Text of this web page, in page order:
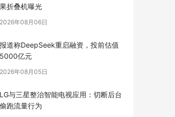
果折叠机曝光
2026年08月06日
报道称DeepSeek重启融资，投前估值
5000亿元
2026年08月05日
LG与三星整治智能电视应用：切断后台
偷跑流量行为